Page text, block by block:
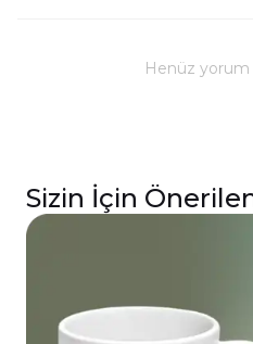
yıkanması
Henüz yorum
Sizin İçin